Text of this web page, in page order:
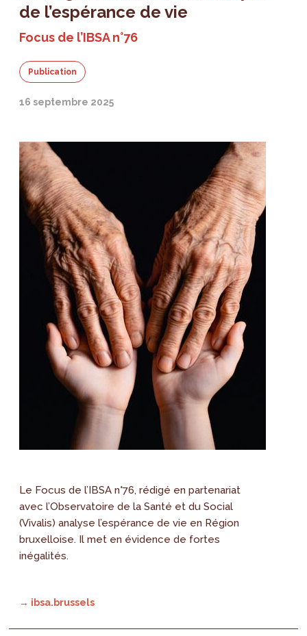
de l’espérance de vie
Focus de l’IBSA n°76
Publication
16 septembre 2025
Le Focus de l’IBSA n°76, rédigé en partenariat
avec l’Observatoire de la Santé et du Social
(Vivalis) analyse l’espérance de vie en Région
bruxelloise. Il met en évidence de fortes
inégalités.
→ ibsa.brussels